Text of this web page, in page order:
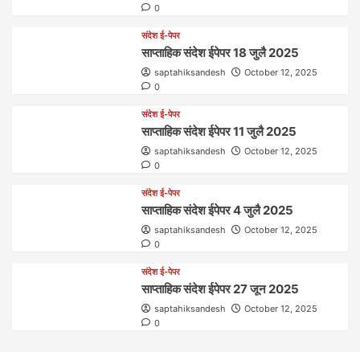
0
संदेश ई-पेपर
साप्ताहिक संदेश ईपेपर 18 जुलै 2025
saptahiksandesh
October 12, 2025
0
संदेश ई-पेपर
साप्ताहिक संदेश ईपेपर 11 जुलै 2025
saptahiksandesh
October 12, 2025
0
संदेश ई-पेपर
साप्ताहिक संदेश ईपेपर 4 जुलै 2025
saptahiksandesh
October 12, 2025
0
संदेश ई-पेपर
साप्ताहिक संदेश ईपेपर 27 जून 2025
saptahiksandesh
October 12, 2025
0